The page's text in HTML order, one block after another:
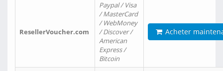
ResellerVoucher.com
Paypal / Visa
/ MasterCard
/ WebMoney
/ Discover /
American
Express /
Bitcoin
Acheter